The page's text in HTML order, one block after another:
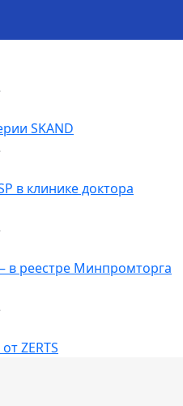
SKAND
в клинике доктора
реестре Минпромторга
ZERTS